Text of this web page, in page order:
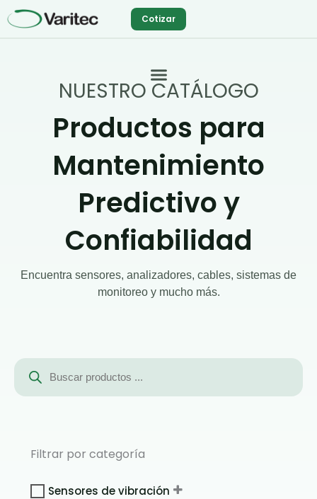
al
Cotizar
NUESTRO CATÁLOGO
Productos para
Mantenimiento
Predictivo y
Confiabilidad
Encuentra sensores, analizadores, cables, sistemas de
monitoreo y mucho más.
Búsqueda
productos
Filtrar por categoría
Sensores de vibración